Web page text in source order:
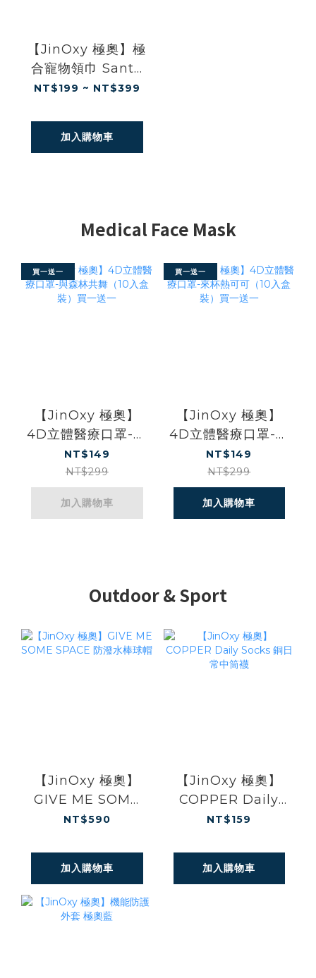
【JinOxy 極奧】極
合寵物領巾 Santa
Paws
NT$199 ~ NT$399
加入購物車
Medical Face Mask
買一送一
【JinOxy 極奧】
4D立體醫療口罩-與
森林共舞（10入盒
裝）買一送一
NT$149
NT$299
加入購物車
買一送一
【JinOxy 極奧】
4D立體醫療口罩-來
杯熱可可（10入盒
裝）買一送一
NT$149
NT$299
加入購物車
Outdoor & Sport
【JinOxy 極奧】
GIVE ME SOME
SPACE 防潑水棒球
NT$590
加入購物車
【JinOxy 極奧】
COPPER Daily
Socks 銅日常中筒
NT$159
加入購物車